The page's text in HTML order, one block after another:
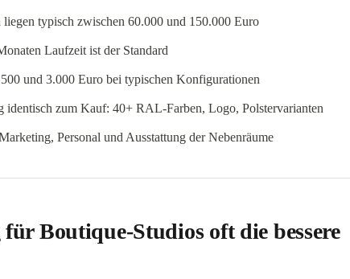
typisch zwischen 60.000 und 150.000 Euro
Laufzeit ist der Standard
und 3.000 Euro bei typischen Konfigurationen
identisch zum Kauf: 40+ RAL-Farben, Logo, Polstervarianten
Personal und Ausstattung der Nebenräume
Boutique-Studios oft die bessere